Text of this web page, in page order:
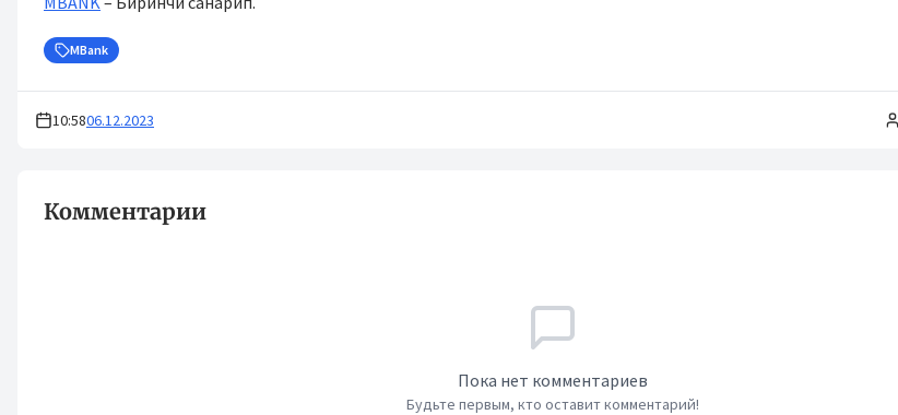
MBank
10:5806.12.2023
Комментарии
Пока нет комментариев
Будьте первым, кто оставит комментарий!